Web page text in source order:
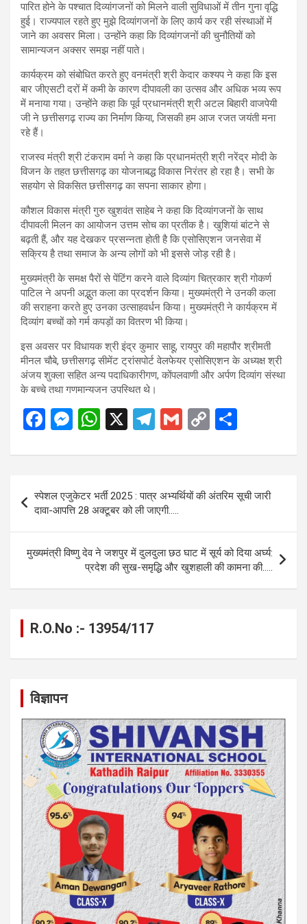
पारित होने के पश्चात दिव्यांगजनों को मिलने वाली सुविधाओं में तीन गुना वृद्धि
हुई। राज्यपाल रहते हुए मुझे दिव्यांगजनों के लिए कार्य कर रही संस्थाओं में
जाने का अवसर मिला। उन्होंने कहा कि दिव्यांगजनों की चुनौतियों को
सामान्यजन अक्सर समझ नहीं पाते।
कार्यक्रम को संबोधित करते हुए वनमंत्री श्री केदार कश्यप ने कहा कि इस
बार जीएसटी दरों में कमी के कारण दीपावली का उत्सव और अधिक भव्य रूप
में मनाया गया। उन्होंने कहा कि पूर्व प्रधानमंत्री श्री अटल बिहारी वाजपेयी
जी ने छत्तीसगढ़ राज्य का निर्माण किया, जिसकी हम आज रजत जयंती मना
रहे हैं।
राजस्व मंत्री श्री टंकराम वर्मा ने कहा कि प्रधानमंत्री श्री नरेंद्र मोदी के
विजन के तहत छत्तीसगढ़ का योजनाबद्ध विकास निरंतर हो रहा है। सभी के
सहयोग से विकसित छत्तीसगढ़ का सपना साकार होगा।
कौशल विकास मंत्री गुरु खुशवंत साहेब ने कहा कि दिव्यांगजनों के साथ
दीपावली मिलन का आयोजन उत्तम सोच का प्रतीक है। खुशियां बांटने से
बढ़ती हैं, और यह देखकर प्रसन्नता होती है कि एसोसिएशन जनसेवा में
सक्रिय है तथा समाज के अन्य लोगों को भी इससे जोड़ रही है।
मुख्यमंत्री के समक्ष पैरों से पेंटिंग करने वाले दिव्यांग चित्रकार श्री गोकर्ण
पाटिल ने अपनी अद्भुत कला का प्रदर्शन किया। मुख्यमंत्री ने उनकी कला
की सराहना करते हुए उनका उत्साहवर्धन किया। मुख्यमंत्री ने कार्यक्रम में
दिव्यांग बच्चों को गर्म कपड़ों का वितरण भी किया।
इस अवसर पर विधायक श्री इंद्र कुमार साहू, रायपुर की महापौर श्रीमती
मीनल चौबे, छत्तीसगढ़ सीमेंट ट्रांसपोर्ट वेलफेयर एसोसिएशन के अध्यक्ष श्री
अंजय शुक्ला सहित अन्य पदाधिकारीगण, कोंपलवाणी और अर्पण दिव्यांग संस्था
के बच्चे तथा गणमान्यजन उपस्थित थे।
F
ce
o
o
k
M
se
n
g
er
W
at
s
A
p
p
X
T
e
a
m
G
ail
C
py
Li
n
k
ar
e
Post
navigation
स्पेशल एजुकेटर भर्ती 2025 : पात्र अभ्यर्थियों की अंतरिम सूची जारी
दावा-आपत्ति 28 अक्टूबर को ली जाएगी…..
मुख्यमंत्री विष्णु देव ने जशपुर में दुलदुला छठ घाट में सूर्य को दिया अर्घ्य:
प्रदेश की सुख-समृद्धि और खुशहाली की कामना की…..
R.O.No :- 13954/117
विज्ञापन